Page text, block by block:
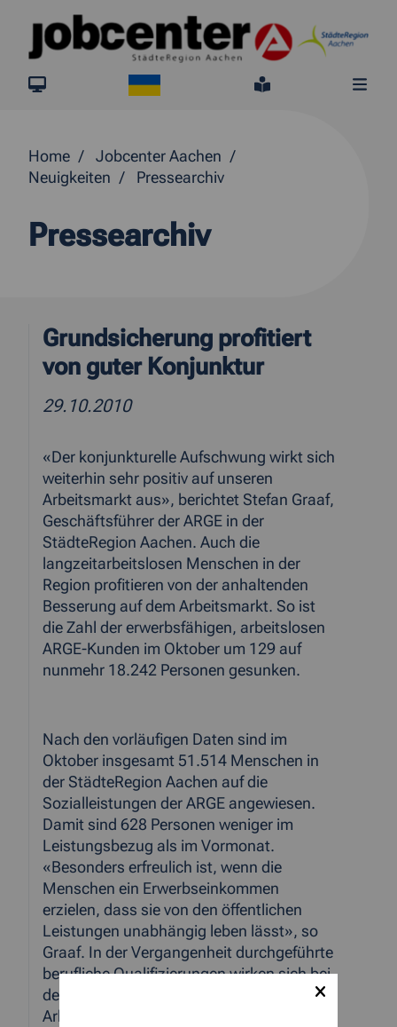
Springe direkt zum Inhalt
jobcenter.digital
Leichte
Home
Jobcenter Aachen
Neuigkeiten
Pressearchiv
Pressearchiv
Grundsicherung profitiert
von guter Konjunktur
29.10.2010
«Der konjunkturelle Aufschwung wirkt sich
weiterhin sehr positiv auf unseren
Arbeitsmarkt aus», berichtet Stefan Graaf,
Geschäftsführer der ARGE in der
StädteRegion Aachen. Auch die
langzeitarbeitslosen Menschen in der
Region profitieren von der anhaltenden
Besserung auf dem Arbeitsmarkt. So ist
die Zahl der erwerbsfähigen, arbeitslosen
ARGE-Kunden im Oktober um 129 auf
nunmehr 18.242 Personen gesunken.
Nach den vorläufigen Daten sind im
Oktober insgesamt 51.514 Menschen in
der StädteRegion Aachen auf die
Sozialleistungen der ARGE angewiesen.
Damit sind 628 Personen weniger im
Leistungsbezug als im Vormonat.
«Besonders erfreulich ist, wenn die
Menschen ein Erwerbseinkommen
erzielen, dass sie von den öffentlichen
Leistungen unabhängig leben lässt», so
Graaf. In der Vergangenheit durchgeführte
berufliche Qualifizierungen wirken sich bei
der jetzt anziehenden
Arbeitskräftenachfrage positiv aus.